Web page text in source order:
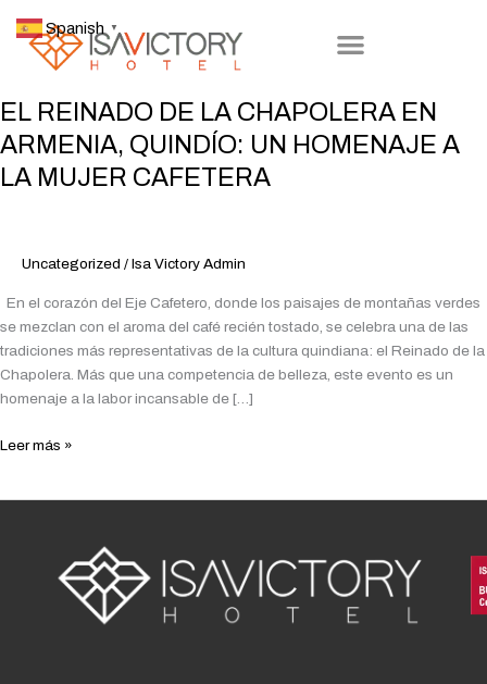
contenido
EL REINADO DE LA CHAPOLERA EN
ARMENIA, QUINDÍO: UN HOMENAJE A
LA MUJER CAFETERA
Uncategorized / Isa Victory Admin
En el corazón del Eje Cafetero, donde los paisajes de montañas verdes
se mezclan con el aroma del café recién tostado, se celebra una de las
tradiciones más representativas de la cultura quindiana: el Reinado de la
Chapolera. Más que una competencia de belleza, este evento es un
homenaje a la labor incansable de […]
EL
DE
LA
QUINDÍO:
UN
HOMENAJE
A
LA
MUJER
Leer más »
Spanish ▼